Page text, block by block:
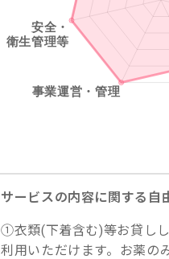
サービスの内容に関する自
①衣類(下着含む)等お貸し
利用いただけます。お薬の